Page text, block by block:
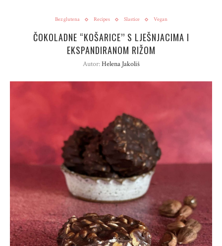
Bez glutena Recipes Slastice Vegan
ČOKOLADNE “KOŠARICE’’ S LJEŠNJACIMA I
EKSPANDIRANOM RIŽOM
Autor:Helena Jakoliš